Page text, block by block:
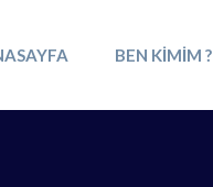
BEN KIMIM ?